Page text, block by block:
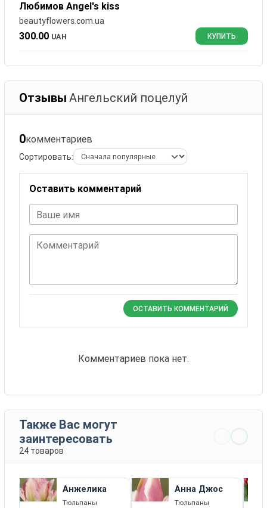
Любимов Angel's kiss
beautyflowers.com.ua
300.00 UAH КУПИТЬ
Отзывы Ангельский поцелуй
0комментариев
Сортировать:
Оставить комментарий
Ваше имя
Комментарий
ОСТАВИТЬ КОММЕНТАРИЙ
Комментариев пока нет.
Также Вас могут
заинтересовать
24 товаров
Анжелика
Тюльпаны
Анна Джос
Тюльпаны